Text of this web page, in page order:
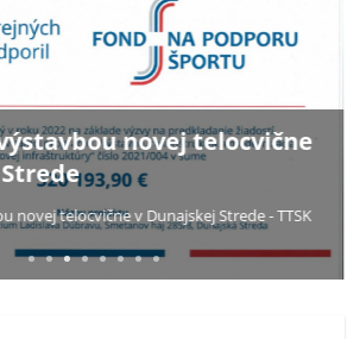
na Gymnáziu Ladislava
Strede